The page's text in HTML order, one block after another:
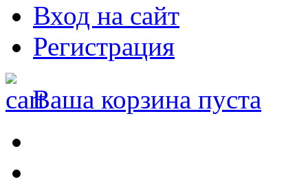
Вход на сайт
Регистрация
Ваша корзина пуста